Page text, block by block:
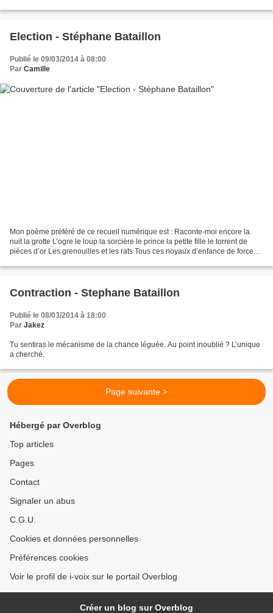
Election - Stéphane Bataillon
Publié le 09/03/2014 à 08:00
Par Camille
Mon poème préféré de ce recueil numérique est : Raconte-moi encore la
nuit la grotte L’ogre le loup la sorcière le prince la petite fille le torrent de
pièces d’or Les grenouilles et les rats Tous ces noyaux d’enfance de forces
Contraction - Stephane Bataillon
Publié le 08/03/2014 à 18:00
Par Jakez
Tu sentiras le mécanisme de la chance léguée. Au point inoublié ? L’unique
a cherché.
Page suivante >
Hébergé par Overblog
Top articles
Pages
Contact
Signaler un abus
C.G.U.
Cookies et données personnelles
Préférences cookies
Voir le profil de i-voix sur le portail Overblog
Créer un blog sur Overblog